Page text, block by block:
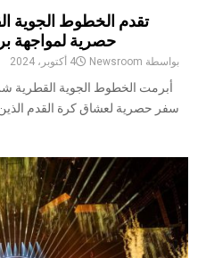
تقدم الخطوط الجوية
حصرية لمواجهة
بواسطة Newsroom 4 أكتوبر، 2024
أبرمت الخطوط الجوية القطرية
سفر حصرية لعشاق كرة القدم